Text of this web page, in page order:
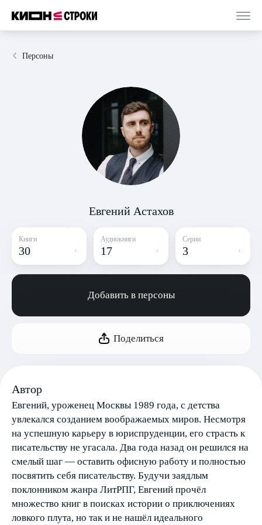
Персоны
Евгений Астахов
Книги
30
Аудиокниги
17
Серии
3
Добавить в персоны
Поделиться
Автор
Евгений, уроженец Москвы 1989 года, с детства
увлекался созданием воображаемых миров. Несмотря
на успешную карьеру в юриспруденции, его страсть к
писательству не угасала. Два года назад он решился на
смелый шаг — оставить офисную работу и полностью
посвятить себя писательству. Будучи заядлым
поклонником жанра ЛитРПГ, Евгений прочёл
множество книг в поисках истории о приключениях
ловкого плута, но так и не нашёл идеального